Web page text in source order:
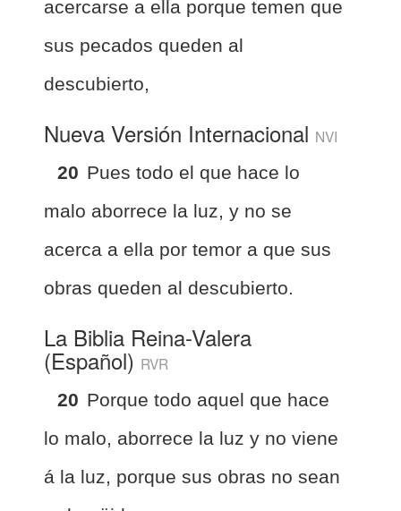
acercarse a ella porque temen que
sus pecados queden al
descubierto,
Nueva Versión Internacional NVI
20 Pues todo el que hace lo
malo aborrece la luz, y no se
acerca a ella por temor a que sus
obras queden al descubierto.
La Biblia Reina-Valera
(Español) RVR
20 Porque todo aquel que hace
lo malo, aborrece la luz y no viene
á la luz, porque sus obras no sean